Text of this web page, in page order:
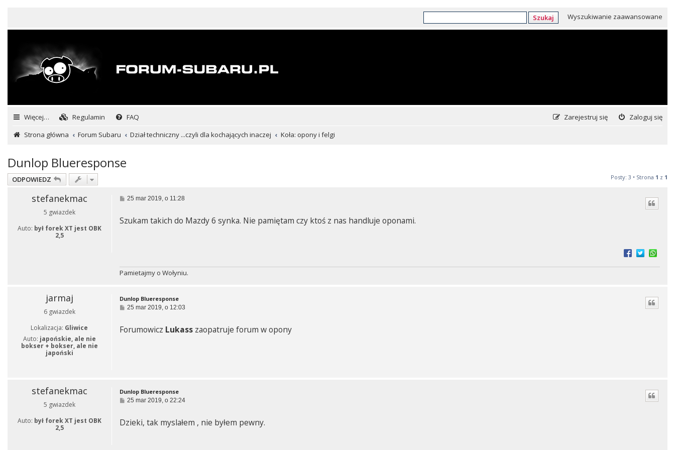
Szukaj Wyszukiwanie zaawansowane
Więcej… Regulamin FAQ Zaloguj się
Zarejestruj się
Strona główna
Forum Subaru Dział techniczny ...czyli dla kochających inaczej Koła: opony i felgi
Dunlop Blueresponse
ODPOWIEDZ Posty: 3 • Strona 1 z 1
stefanekmac
5 gwiazdek
Auto: był forek XT jest OBK
2,5
P
t
25 mar 2019, o 11:28
Szukam takich do Mazdy 6 synka. Nie pamiętam czy ktoś z nas handluje oponami.
Pamietajmy o Wołyniu.
jarmaj
6 gwiazdek
Lokalizacja: Gliwice
Auto: japońskie, ale nie
bokser + bokser, ale nie
japoński
Dunlop Blueresponse
P
t
25 mar 2019, o 12:03
Forumowicz Lukasszaopatruje forum w opony
stefanekmac
5 gwiazdek
Auto: był forek XT jest OBK
2,5
Dunlop Blueresponse
P
t
25 mar 2019, o 22:24
Dzieki, tak myslałem , nie byłem pewny.